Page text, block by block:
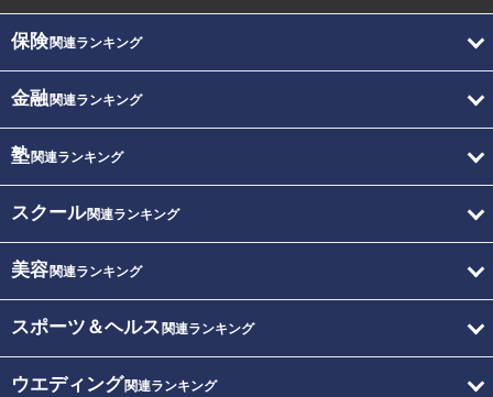
保険関連ランキング
金融関連ランキング
塾関連ランキング
スクール関連ランキング
美容関連ランキング
スポーツ＆ヘルス 関連ランキング
ウエディング関連ランキング